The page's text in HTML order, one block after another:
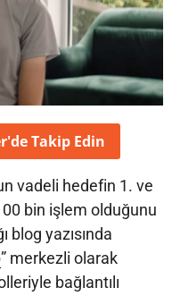
Takip Edin
vadeli hedefin 1. ve
bin işlem olduğunu
blog yazısında
” merkezli olarak
bağlantılı